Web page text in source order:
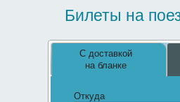
Билеты на
С доставкой
на бланке
Откуда